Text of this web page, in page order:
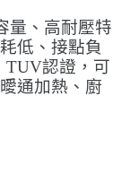
量、高耐壓特
低、接點負
TUV認證，可
通加熱、廚